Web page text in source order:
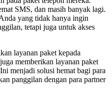
SMS, dan masih banyak lagi.
yang tidak hanya ingin
tetapi juga untuk akses
layanan paket kepada
memberikan layanan paket
menjadi solusi hemat bagi para
panggilan dengan para partner